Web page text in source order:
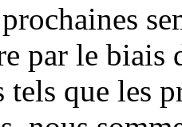
par le biais
que les